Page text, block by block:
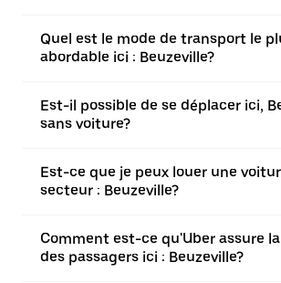
Quel est le mode de transport le
abordable ici : Beuzeville?
Est-il possible de se déplacer ici,
sans voiture?
Est-ce que je peux louer une
secteur : Beuzeville?
Comment est-ce qu'Uber assure
des passagers ici : Beuzeville?